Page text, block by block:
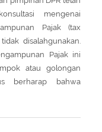
mengenai
Pajak (tax
disalahgunakan.
Pajak ini
atau golongan
berharap bahwa